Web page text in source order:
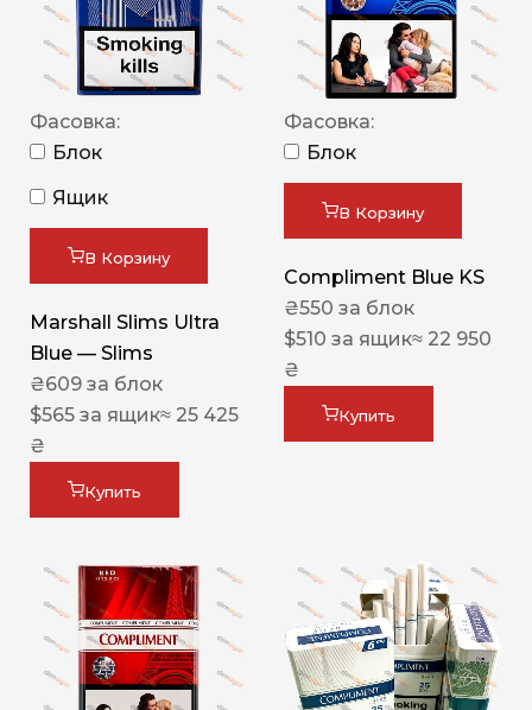
Фасовка:
Блок
Ящик
В Корзину
Marshall Slims Ultra
Blue — Slims
₴609 за блок
$565 за ящик≈ 25 425
₴
Купить
Фасовка:
Блок
В Корзину
Compliment Blue KS
₴550 за блок
$510 за ящик≈ 22 950
₴
Купить